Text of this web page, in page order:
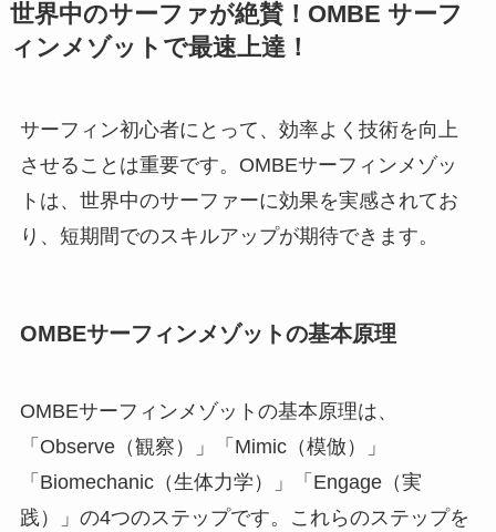
世界中のサーファが絶賛！OMBE サーフ
ィンメゾットで最速上達！
サーフィン初心者にとって、効率よく技術を向上
させることは重要です。OMBEサーフィンメゾッ
トは、世界中のサーファーに効果を実感されてお
り、短期間でのスキルアップが期待できます。
OMBEサーフィンメゾットの基本原理
OMBEサーフィンメゾットの基本原理は、
「Observe（観察）」「Mimic（模倣）」
「Biomechanic（生体力学）」「Engage（実
践）」の4つのステップです。これらのステップを